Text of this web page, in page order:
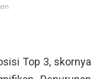
Top 3, skornya